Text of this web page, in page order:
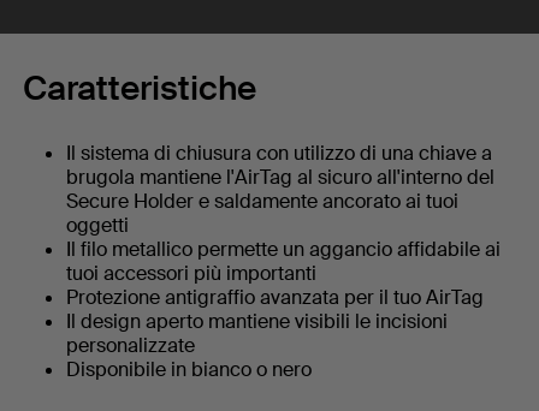
Caratteristiche
Il sistema di chiusura con utilizzo di una chiave a
brugola mantiene l'AirTag al sicuro all'interno del
Secure Holder e saldamente ancorato ai tuoi
oggetti
Il filo metallico permette un aggancio affidabile ai
tuoi accessori più importanti
Protezione antigraffio avanzata per il tuo AirTag
Il design aperto mantiene visibili le incisioni
personalizzate
Disponibile in bianco o nero